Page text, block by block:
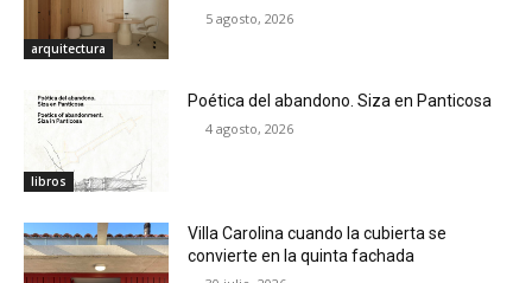
arquitectura
5 agosto, 2026
libros
Poética del abandono. Siza en Panticosa
4 agosto, 2026
Villa Carolina cuando la cubierta se
convierte en la quinta fachada